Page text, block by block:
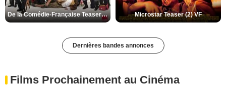
De la Comédie-Française Teaser (3) VF Microstar Teaser (2) VF
Dernières bandes annonces
Films Prochainement au Cinéma